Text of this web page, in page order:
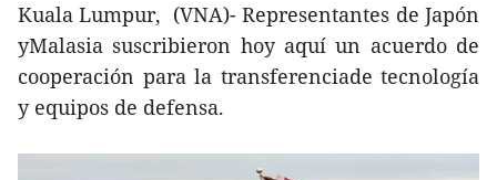
Kuala Lumpur, (VNA)- Representantes de Japón
yMalasia suscribieron hoy aquí un acuerdo de
cooperación para la transferenciade tecnología
y equipos de defensa.